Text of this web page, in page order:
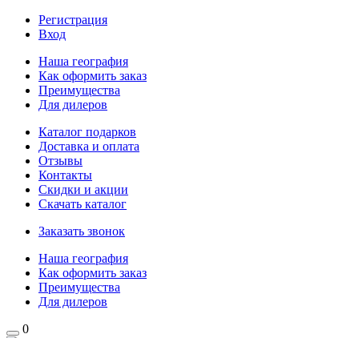
Регистрация
Вход
Наша география
Как оформить заказ
Преимущества
Для дилеров
Каталог подарков
Доставка и оплата
Отзывы
Контакты
Скидки и акции
Скачать каталог
Заказать звонок
Наша география
Как оформить заказ
Преимущества
Для дилеров
0